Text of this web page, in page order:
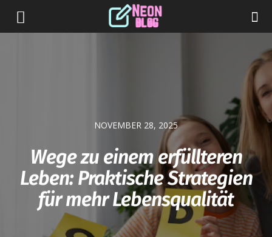
NOVEMBER 28, 2025
Wege zu einem erfüllteren
Leben: Praktische Strategien
für mehr Lebensqualität